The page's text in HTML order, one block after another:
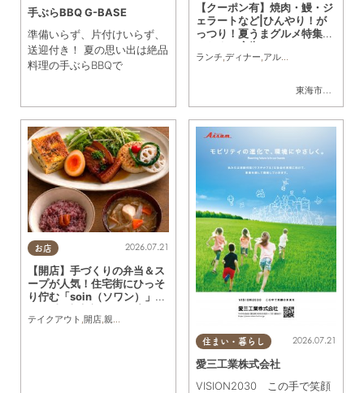
手ぶらBBQ G-BASE
準備いらず、片付けいらず、
送迎付き！ 夏の思い出は絶品
料理の手ぶらBBQで
東海市
,大府市
【クーポン有】焼肉・鰻・ジ
ェラートなど|ひんやり！が
っつり！夏うまグルメ特集／
ちたまる広告
ランチ ディナー アルコール
お店 2026.07.21
【開店】手づくりの弁当＆ス
ープが人気！住宅街にひっそ
り佇む「soin（ソワン）」が
テイクアウト ,開店,親子 KURUTOHP
住まい・暮らし 2026.07.21
愛三工業株式会社
VISION2030 この手で笑顔